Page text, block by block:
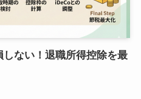
ない！退職所得控除を最